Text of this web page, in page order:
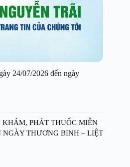
24/07/2026 đến ngày
PHÁT THUỐC MIỄN
THƯƠNG BINH – LIỆT